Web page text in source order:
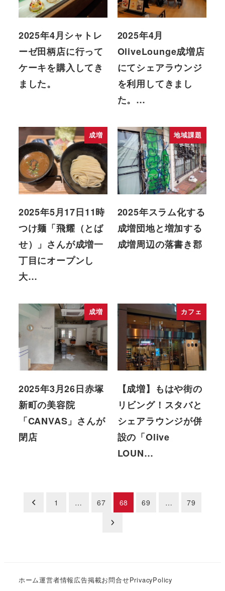
2025年4月シャトレ
ーゼ田柄店に行って
ケーキを購入してき
ました。
2025年4月
OliveLounge成増店
にてシェアラウンジ
を利用してきまし
た。…
成増
2025年5月17日11時
つけ麺「飛耀（とば
せ）」さんが成増一
丁目にオープンし
大…
地域課題
2025年スラム化する
成増団地と増加する
成増周辺の落書き郡
成増
2025年3月26日赤塚
新町の美容院
「CANVAS」さんが
閉店
カフェ
【成増】もはや街の
リビング！スタバと
シェアラウンジが併
設の「Olive
LOUN…
ー
1 … 67 68 69 … 79
ホーム運営者情報広告掲載お問合せPrivacyPolicy